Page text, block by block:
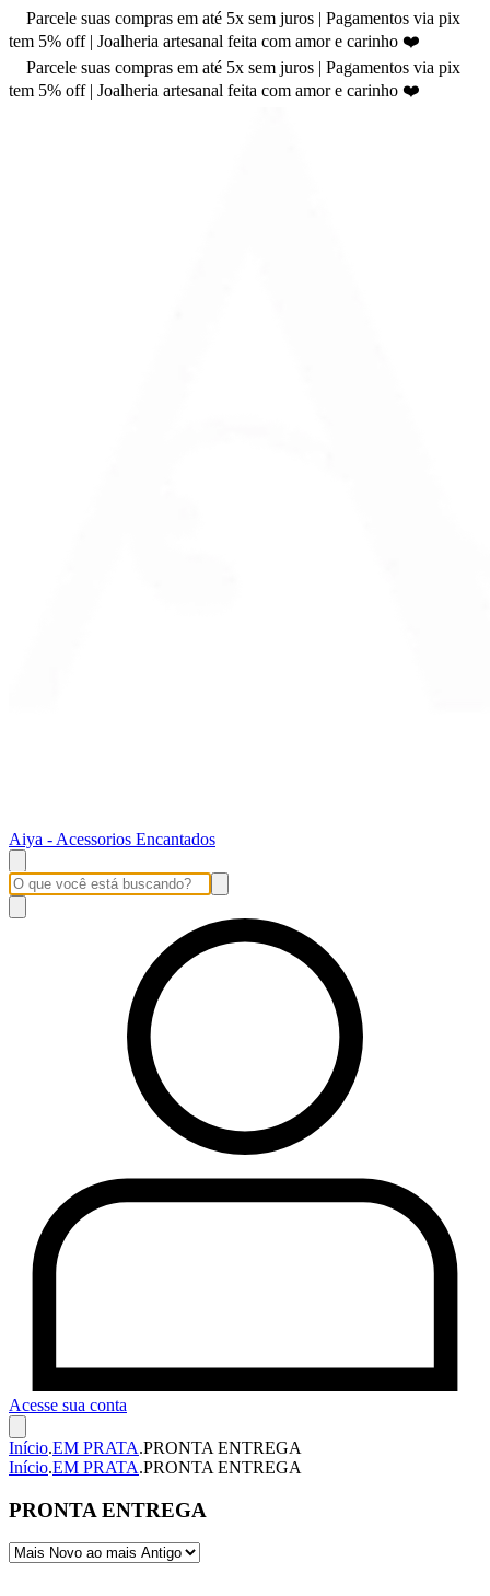
Parcele suas compras em até 5x sem juros | Pagamentos via pix
tem 5% off | Joalheria artesanal feita com amor e carinho ❤️
Parcele suas compras em até 5x sem juros | Pagamentos via pix
tem 5% off | Joalheria artesanal feita com amor e carinho ❤️
Aiya - Acessorios Encantados
Acesse sua conta
Início.EM PRATA.PRONTA ENTREGA
Início.EM PRATA.PRONTA ENTREGA
PRONTA ENTREGA